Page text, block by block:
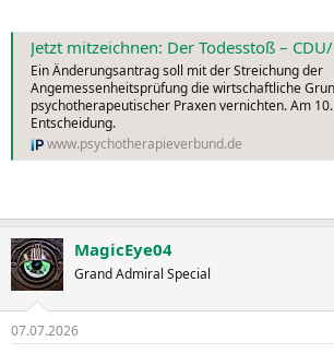
Jetzt mitzeichnen: Der Todesstoß – CDU/CSU und SPD entziehen
Ein Änderungsantrag soll mit der Streichung der
Angemessenheitsprüfung die wirtschaftliche
psychotherapeutischer Praxen vernichten. Am
Entscheidung.
www.psychotherapieverbund.de
MagicEye04
Grand Admiral Special
07.07.2026